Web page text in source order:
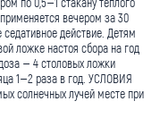
вечером за 30
действие. Детям
ложке настоя сбора на год
– 4 столовых ложки
1–2 раза в год. УСЛОВИЯ
солнечных лучей месте при